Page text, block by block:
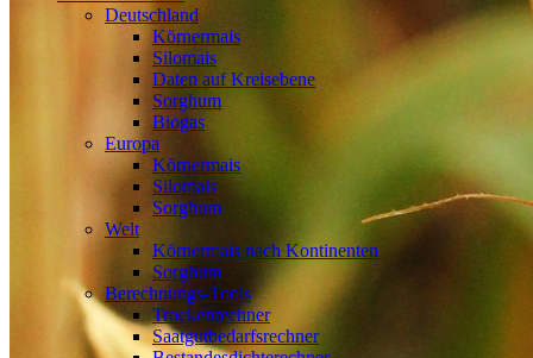
Deutschland
Körnermais
Silomais
Daten auf Kreisebene
Sorghum
Biogas
Europa
Körnermais
Silomais
Sorghum
Welt
Körnermais nach Kontinenten
Sorghum
Berechnungs-Tools
Trockenrechner
Saatgutbedarfsrechner